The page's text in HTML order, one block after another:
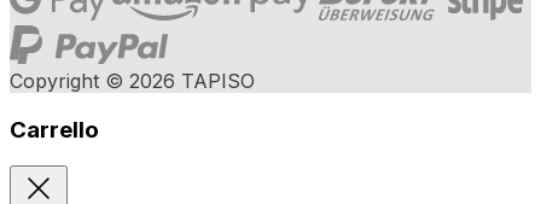
Copyright © 2026 TAPISO
Carrello